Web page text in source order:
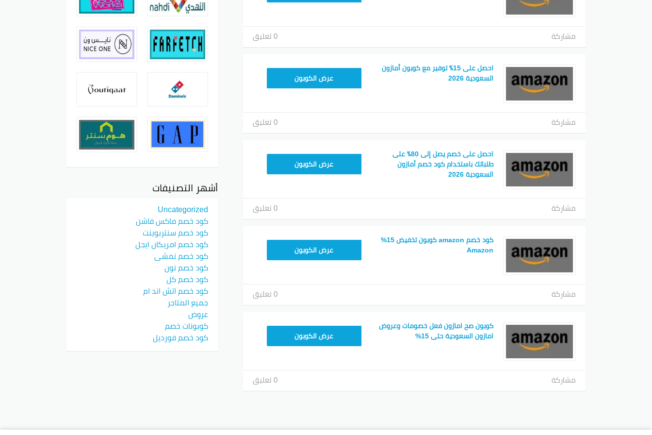
مشاركة 0 تعليق
احصل على 15٪ توفير مع كوبون أمازون
السعودية 2026
SAVE15عرض الكوبون
مشاركة 0 تعليق
احصل على خصم يصل إلى 80٪ على
طلباتك باستخدام كود خصم أمازون
السعودية 2026
SAVE15عرض الكوبون
مشاركة 0 تعليق
كود خصم amazon كوبون تخفيض 15%
Amazon
SAVE15عرض الكوبون
مشاركة 0 تعليق
كوبون صح امازون فعل خصومات وعروض
امازون السعودية حتى 15%
SAVE15عرض الكوبون
مشاركة 0 تعليق
أشهر التصنيفات
Uncategorized
كود خصم ماكس فاشن
كود خصم سنتربوينت
كود خصم امريكان ايجل
كود خصم نمشي
كود خصم نون
كود خصم كل
كود خصم اتش اند ام
جميع المتاجر
عروض
كوبونات خصم
كود خصم فورديل